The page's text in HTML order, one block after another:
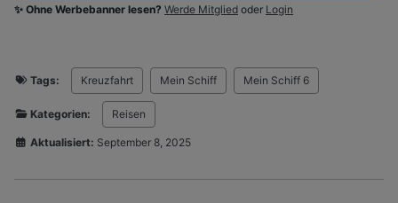
✨ Ohne Werbebanner lesen? Werde Mitglied oder Login
Tags: Kreuzfahrt Mein Schiff Mein Schiff 6
Kategorien: Reisen
Aktualisiert: September 8, 2025